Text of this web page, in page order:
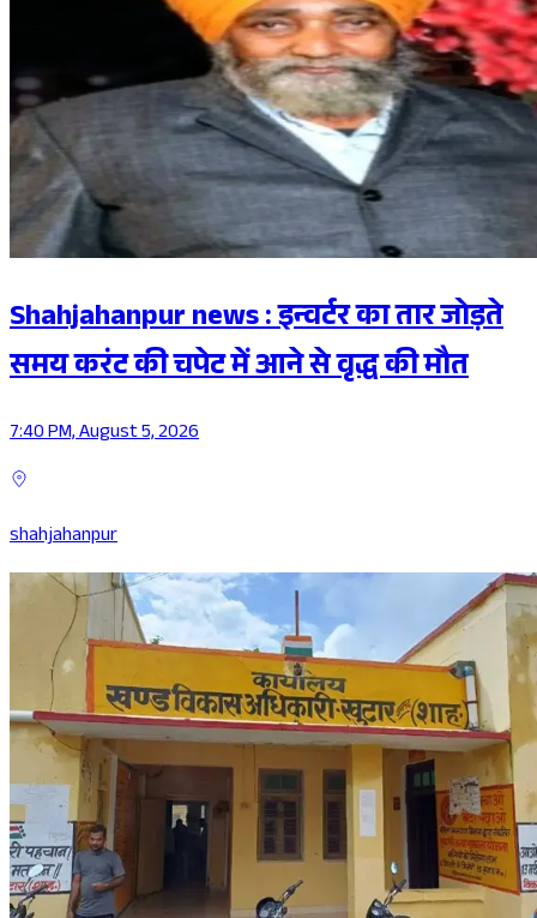
Shahjahanpur news : इन्वर्टर का तार जोड़ते
समय करंट की चपेट में आने से वृद्ध की मौत
7:40 PM, August 5, 2026
shahjahanpur